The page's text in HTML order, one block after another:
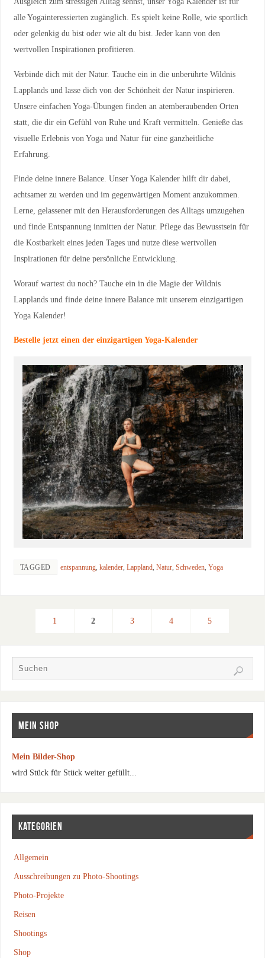
alle Yogainteressierten zugänglich. Es spielt keine Rolle, wie sportlich
oder gelenkig du bist oder wie alt du bist. Jeder kann von den
wertvollen Inspirationen profitieren.
Verbinde dich mit der Natur. Tauche ein in die unberührte Wildnis
Lapplands und lasse dich von der Schönheit der Natur inspirieren.
Unsere einfachen Yoga-Übungen finden an atemberaubenden Orten
statt, die dir ein Gefühl von Ruhe und Kraft vermitteln. Genieße das
visuelle Erlebnis von Yoga und Natur für eine ganzheitliche
Erfahrung.
Finde deine innere Balance. Unser Yoga Kalender hilft dir dabei,
achtsamer zu werden und im gegenwärtigen Moment anzukommen.
Lerne, gelassener mit den Herausforderungen des Alltags umzugehen
und finde Entspannung inmitten der Natur. Pflege das Bewusstsein für
die Kostbarkeit eines jeden Tages und nutze diese wertvollen
Inspirationen für deine persönliche Entwicklung.
Worauf wartest du noch? Tauche ein in die Magie der Wildnis
Lapplands und finde deine innere Balance mit unserem einzigartigen
Yoga Kalender!
Bestelle jetzt einen der einzigartigen Yoga-Kalender
TAGGED entspannung, kalender, Lappland, Natur, Schweden, Yoga
1 2 3 4 5
MEIN SHOP
Mein Bilder-Shop
wird Stück für Stück weiter gefüllt...
KATEGORIEN
Allgemein
Ausschreibungen zu Photo-Shootings
Photo-Projekte
Reisen
Shootings
Shop